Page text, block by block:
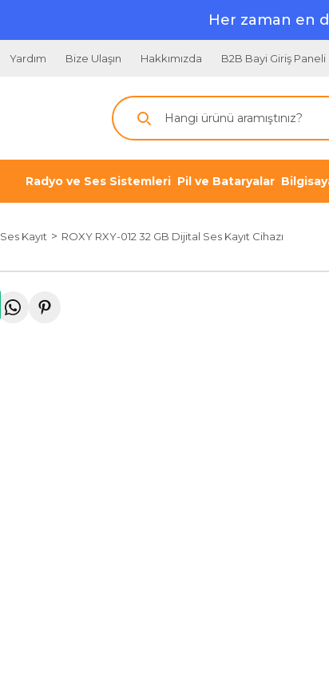
Her zaman en
Yardım Bize Ulaşın Hakkımızda B2B Bayi Giriş Paneli
Radyo ve Ses Sistemleri Pil ve Bataryalar
Ses Kayıt ROXY RXY-012 32 GB Dijital Ses Kayıt Cihazı